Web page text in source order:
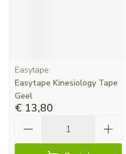
Easytape
Easytape Kinesiology Tape
Geel
€ 13,80